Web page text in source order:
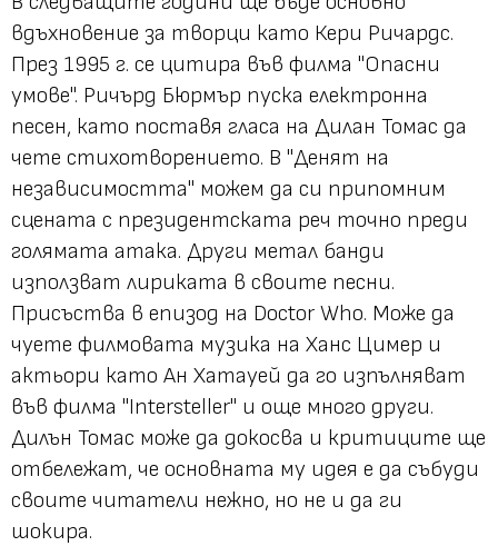
вдъхновение за творци като Кери Ричардс.
През 1995 г. се цитира във филма "Опасни
умове". Ричърд Бюрмър пуска електронна
песен, като поставя гласа на Дилан Томас да
чете стихотворението. В "Денят на
независимостта" можем да си припомним
сцената с президентската реч точно преди
голямата атака. Други метал банди
използват лириката в своите песни.
Присъства в епизод на Doctor Who. Може да
чуете филмовата музика на Ханс Цимер и
актьори като Ан Хатауей да го изпълняват
във филма "Intersteller" и още много други.
Дилън Томас може да докосва и критиците ще
отбележат, че основната му идея е да събуди
своите читатели нежно, но не и да ги
шокира.